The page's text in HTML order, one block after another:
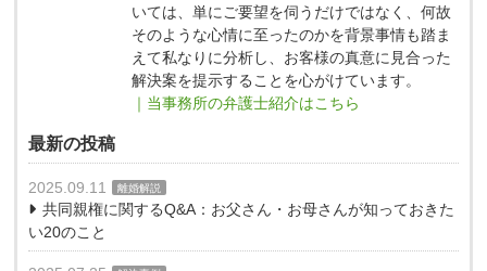
いては、単にご要望を伺うだけではなく、何故
そのような心情に至ったのかを背景事情も踏ま
えて私なりに分析し、お客様の真意に見合った
解決案を提示することを心がけています。
｜当事務所の弁護士紹介はこちら
最新の投稿
2025.09.11 離婚解説
共同親権に関するQ&A：お父さん・お母さんが知っておきた
い20のこと